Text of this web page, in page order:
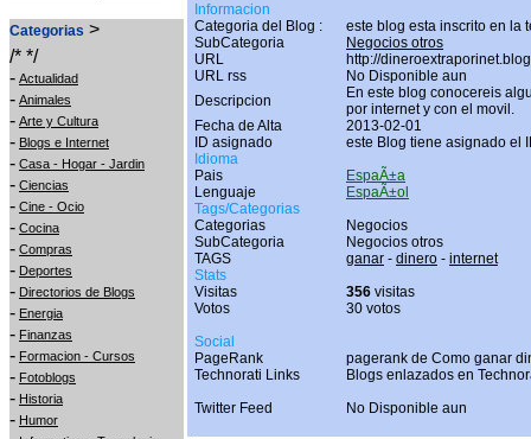
Categorias >
/* */
- Actualidad
- Animales
- Arte y Cultura
- Blogs e Internet
- Casa - Hogar - Jardin
- Ciencias
- Cine - Ocio
- Cocina
- Compras
- Deportes
- Directorios de Blogs
- Energia
- Finanzas
- Formacion - Cursos
- Fotoblogs
- Historia
- Humor
Informacion
Categoria del Blog :
este blog esta inscrito en la
SubCategoria
Negocios otros
URL
http://
URL rss
No Disponible aun
Descripcion
En este blog conocereis
por internet y con el movil.
Fecha de Alta
2013-02-01
ID asignado
este Blog tiene asignado el
Idioma
Pais
EspaÃ±a
Lenguaje
EspaÃ±ol
Tags/Categorias
Categorias
Negocios
SubCategoria
Negocios otros
TAGS
ganar - dinero - internet
Stats
Visitas
356 visitas
Votos
30 votos
Social
PageRank
pagerank de Como ganar
Technorati Links
Blogs enlazados en
Twitter Feed
No Disponible aun